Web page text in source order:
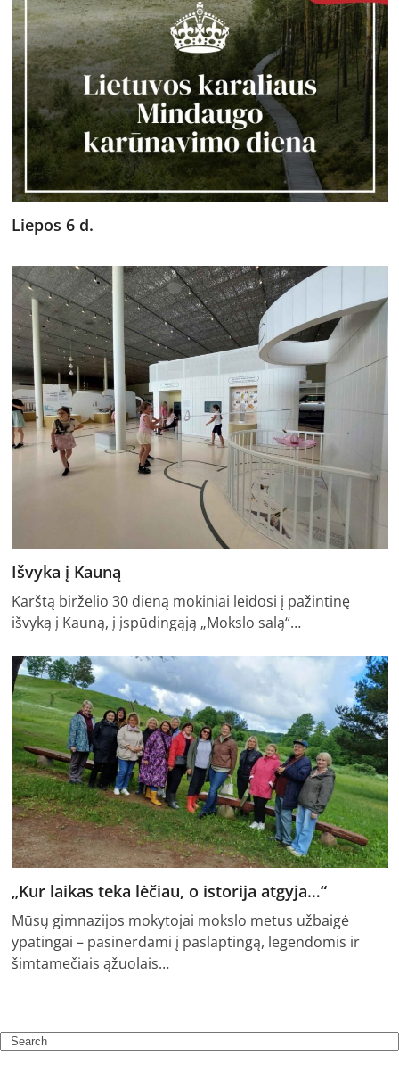
Liepos 6 d.
Išvyka į Kauną
Karštą birželio 30 dieną mokiniai leidosi į pažintinę
išvyką į Kauną, į įspūdingąją „Mokslo salą“…
„Kur laikas teka lėčiau, o istorija atgyja…“
Mūsų gimnazijos mokytojai mokslo metus užbaigė
ypatingai – pasinerdami į paslaptingą, legendomis ir
šimtamečiais ąžuolais…
Search